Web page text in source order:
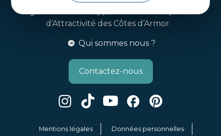
d’Attractivité des Côtes d’Armor.
Qui sommes nous ?
Contactez-nous
Mentions légales Données personnelles